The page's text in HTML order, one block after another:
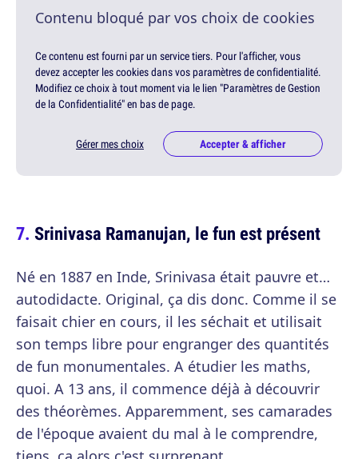
Contenu bloqué par vos choix de cookies
Ce contenu est fourni par un service tiers. Pour l'afficher, vous
devez accepter les cookies dans vos paramètres de confidentialité.
Modifiez ce choix à tout moment via le lien "Paramètres de Gestion
de la Confidentialité" en bas de page.
Gérer mes choix Accepter & afficher
Srinivasa Ramanujan, le fun est présent
Né en 1887 en Inde, Srinivasa était pauvre et…
autodidacte. Original, ça dis donc. Comme il se
faisait chier en cours, il les séchait et utilisait
son temps libre pour engranger des quantités
de fun monumentales. A étudier les maths,
quoi. A 13 ans, il commence déjà à découvrir
des théorèmes. Apparemment, ses camarades
de l'époque avaient du mal à le comprendre,